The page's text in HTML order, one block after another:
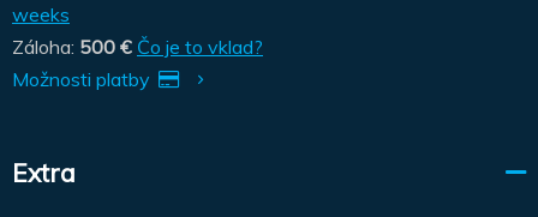
weeks
Záloha: 500 € Čo je to vklad?
Možnosti platby
Extra